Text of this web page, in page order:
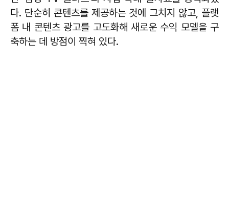
다. 단순히 콘텐츠를 제공하는 것에 그치지 않고, 플랫
폼 내 콘텐츠 광고를 고도화해 새로운 수익 모델을 구
축하는 데 방점이 찍혀 있다.